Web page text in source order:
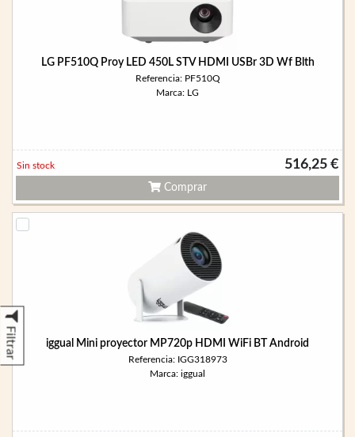
Filtrar
LG PF510Q Proy LED 450L STV HDMI USBr 3D Wf Blth
Referencia: PF510Q
Marca: LG
516,25 €
Sin stock
Comprar
iggual Mini proyector MP720p HDMI WiFi BT Android
Referencia: IGG318973
Marca: iggual